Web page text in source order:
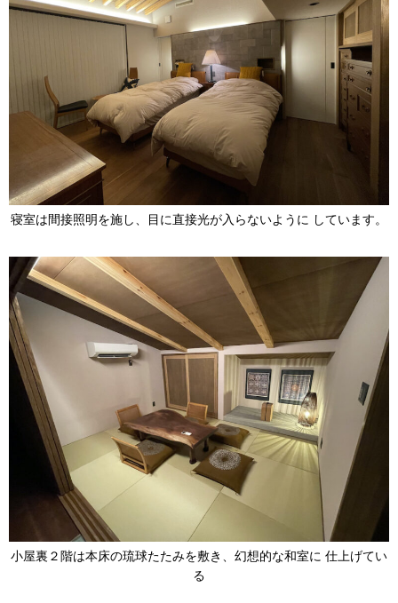
寝室は間接照明を施し、目に直接光が入らないように しています。
小屋裏２階は本床の琉球たたみを敷き、幻想的な和室に 仕上げてい
る